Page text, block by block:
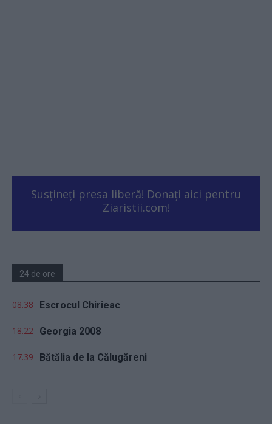
Susțineți presa liberă! Donați aici pentru
Ziaristii.com!
24 de ore
08.38 Escrocul Chirieac
18.22 Georgia 2008
17.39 Bătălia de la Călugăreni